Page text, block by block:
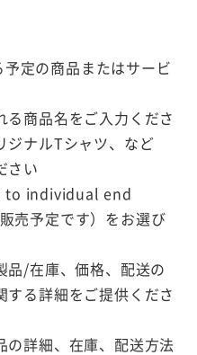
定の商品またはサービ
る商品名をご入力くださ
ジナルTシャツ、など
さい
to individual end
売予定です）をお選び
/在庫、価格、配送の
する詳細をご提供くださ
の詳細、在庫、配送方法